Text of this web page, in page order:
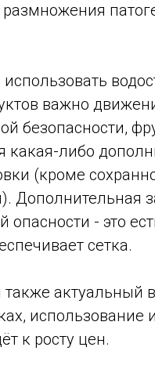
размножения
важно
безопасности,
какая-либо
(кроме
Дополнительная
опасности - это
сетка.
также актуальный
использование
к росту цен.